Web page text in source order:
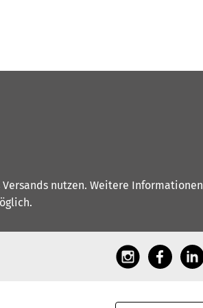
nutzen. Weitere Informationen